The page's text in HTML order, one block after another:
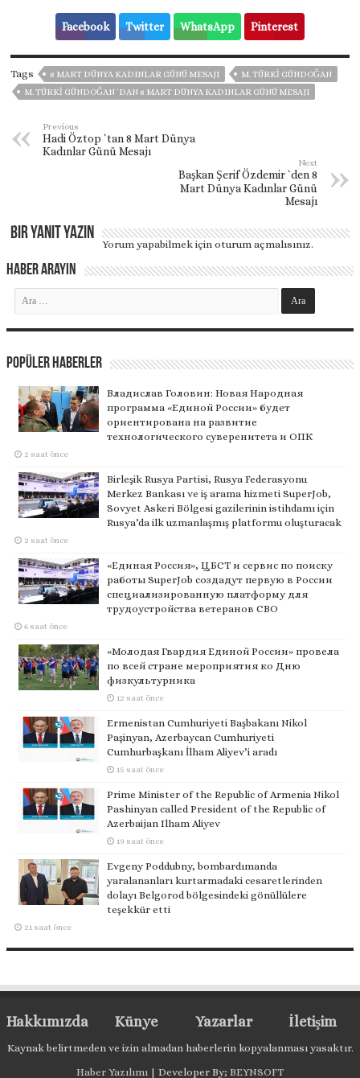
Facebook Twitter WhatsApp Pinterest
Tags 8 MART DÜNYA KADINLAR GÜNÜ MESAJI
M. TÜRKI GÜNDOĞAN
M. TÜRKI GÜNDOĞAN `DAN 8 MART DÜNYA KADINLAR GÜNÜ MESAJI
Previous
Hadi Öztop `tan 8 Mart Dünya
Kadınlar Günü Mesajı
Next
Başkan Şerif Özdemir `den 8
Mart Dünya Kadınlar Günü
Mesajı
Bir yanıt yazın
Yorum yapabilmek içinoturum açmalısınız.
Haber Arayın
Popüler Haberler
Владислав Головин: Новая Народная
программа «Единой России» будет
ориентирована на развитие
технологического суверенитета и ОПК
2 saat önce
Birleşik Rusya Partisi, Rusya Federasyonu
Merkez Bankası ve iş arama hizmeti SuperJob,
Sovyet Askeri Bölgesi gazilerinin istihdamı için
Rusya’da ilk uzmanlaşmış platformu oluşturacak
2 saat önce
«Единая Россия», ЦБСТ и сервис по поиску
работы SuperJob создадут первую в России
специализированную платформу для
трудоустройства ветеранов СВО
6 saat önce
«Молодая Гвардия Единой России» провела
по всей стране мероприятия ко Дню
физкультурника
12 saat önce
Ermenistan Cumhuriyeti Başbakanı Nikol
Paşinyan, Azerbaycan Cumhuriyeti
Cumhurbaşkanı İlham Aliyev’i aradı
15 saat önce
Prime Minister of the Republic of Armenia Nikol
Pashinyan called President of the Republic of
Azerbaijan Ilham Aliyev
19 saat önce
Evgeny Poddubny, bombardımanda
yaralananları kurtarmadaki cesaretlerinden
dolayı Belgorod bölgesindeki gönüllülere
teşekkür etti
21 saat önce
Hakkımızda Künye Yazarlar İletişim
Kaynak belirtmeden ve izin almadan haberlerin kopyalanması yasaktır.
Haber Yazılımı | Developer By; BEYNSOFT